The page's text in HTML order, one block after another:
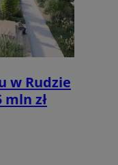
w Rudzie
mln zł